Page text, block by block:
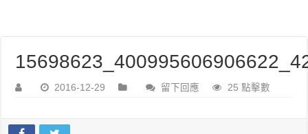
2016-12-29 留下回應 25 點擊數